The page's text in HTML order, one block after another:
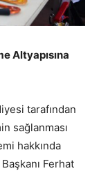
Altyapısına
tarafından
sağlanması
hakkında
Ferhat